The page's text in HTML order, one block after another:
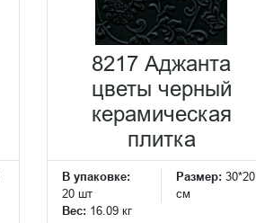
8217 Аджанта
цветы черный
керамическая
плитка
В упаковке:
20 шт
Размер: 30*20
см
Вес: 16.09 кг